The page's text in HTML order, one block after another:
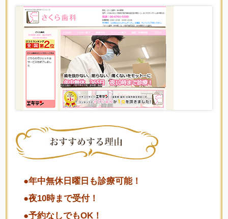
●年中無休日曜日も診療可能！
●夜10時まで受付！
●予約なしでもOK！